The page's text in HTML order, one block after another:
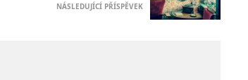
NÁSLEDUJÍCÍ PŘÍSPĚVEK